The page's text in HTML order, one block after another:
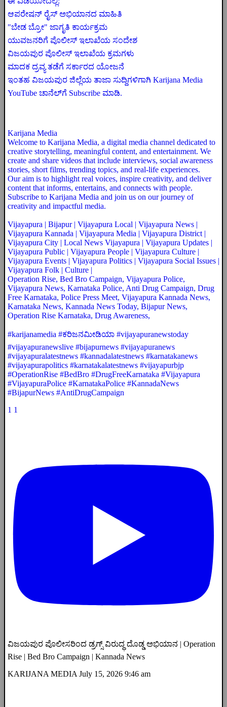
ಆಪರೇಷನ್ ರೈಸ್ ಅಭಿಯಾನದ ಮಾಹಿತಿ
"ಬೇಡ ಬ್ರೋ" ಜಾಗೃತಿ ಕಾರ್ಯಕ್ರಮ
ಯುವಜನರಿಗೆ ಪೊಲೀಸ್ ಇಲಾಖೆಯ ಸಂದೇಶ
ವಿಜಯಪುರ ಪೊಲೀಸ್ ಇಲಾಖೆಯ ಕ್ರಮಗಳು
ಮಾದಕ ದ್ರವ್ಯ ತಡೆಗೆ ಸರ್ಕಾರದ ಯೋಜನೆ
ಇಂತಹ ವಿಜಯಪುರ ಜಿಲ್ಲೆಯ ತಾಜಾ ಸುದ್ದಿಗಳಿಗಾಗಿ Karijana Media
YouTube ಚಾನೆಲ್‌ಗೆ Subscribe ಮಾಡಿ.
Karijana Media
Welcome to Karijana Media, a digital media channel dedicated to
creative storytelling, meaningful content, and entertainment. We
create and share videos that include interviews, social awareness
stories, short films, trending topics, and real-life experiences.
Our aim is to highlight real voices, inspire creativity, and deliver
content that informs, entertains, and connects with people.
Subscribe to Karijana Media and join us on our journey of
creativity and impactful media.
Vijayapura | Bijapur | Vijayapura Local | Vijayapura News |
Vijayapura Kannada | Vijayapura Media | Vijayapura District |
Vijayapura City | Local News Vijayapura | Vijayapura Updates |
Vijayapura Public | Vijayapura People | Vijayapura Culture |
Vijayapura Events | Vijayapura Politics | Vijayapura Social Issues |
Vijayapura Folk | Culture |
Operation Rise, Bed Bro Campaign, Vijayapura Police,
Vijayapura News, Karnataka Police, Anti Drug Campaign, Drug
Free Karnataka, Police Press Meet, Vijayapura Kannada News,
Karnataka News, Kannada News Today, Bijapur News,
Operation Rise Karnataka, Drug Awareness,
#karijanamedia #ಕರಿಜನಮೀಡಿಯಾ #vijayapuranewstoday
#vijayapuranewslive #bijapurnews #vijayapuranews
#vijayapuralatestnews #kannadalatestnews #karnatakanews
#vijayapurapolitics #karnatakalatestnews #vijayapurbjp
#OperationRise #BedBro #DrugFreeKarnataka #Vijayapura
#VijayapuraPolice #KarnatakaPolice #KannadaNews
#BijapurNews #AntiDrugCampaign
1 1
ವಿಜಯಪುರ ಪೊಲೀಸರಿಂದ ಡ್ರಗ್ಸ್ ವಿರುದ್ಧ ದೊಡ್ಡ ಅಭಿಯಾನ | Operation
Rise | Bed Bro Campaign | Kannada News
KARIJANA MEDIA July 15, 2026 9:46 am